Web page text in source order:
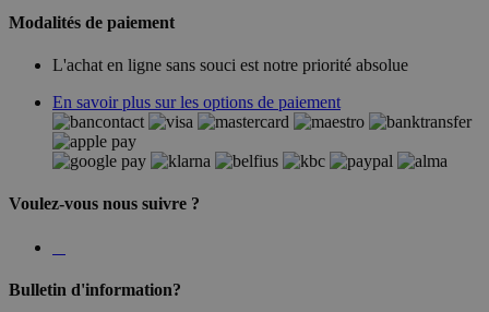
Modalités de paiement
L'achat en ligne sans souci est notre priorité absolue
En savoir plus sur les options de paiement
Voulez-vous nous suivre ?
Bulletin d'information?